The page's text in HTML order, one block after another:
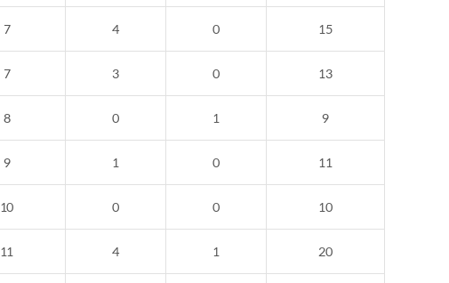
7 4 0 15
7 3 0 13
8 0 1 9
9 1 0 11
10 0 0 10
11 4 1 20